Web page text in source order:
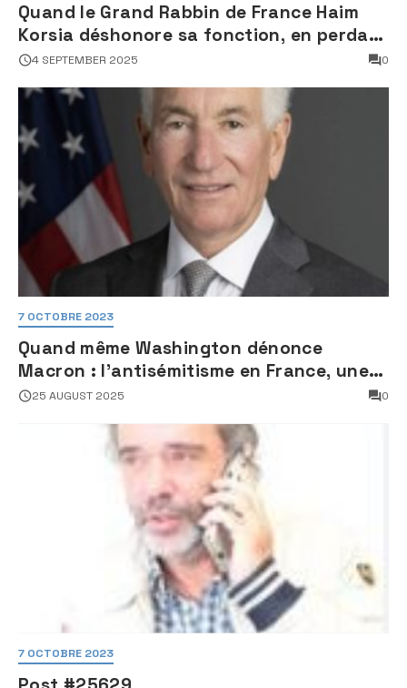
Quand le Grand Rabbin de France Haim
Korsia déshonore sa fonction, en perdant
son sang froid
4 SEPTEMBER 2025 0
7 OCTOBRE 2023
Quand même Washington dénonce
Macron : l’antisémitisme en France, une
faillite d’État
25 AUGUST 2025 0
7 OCTOBRE 2023